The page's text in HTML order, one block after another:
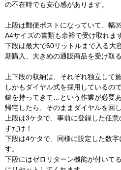
の不在時でも安心感があります。
上段は郵便ポストになっていて、幅
A4サイズの書類も余裕で受け取れます
下段は最大で60リットルまで入る大
期購入、大きめの通販商品を受け取
上下段の収納は、それぞれ独立して
しかもダイヤル式を採用しているの
鍵を持ってきて…という作業が必要あ
帰宅したら、そのままダイヤルを回
上段は3ケタで、事前に登録した任
すだけ！
下段は4ケタで、同様に設定した数
す。
下段にはゼロリターン機能が付いて